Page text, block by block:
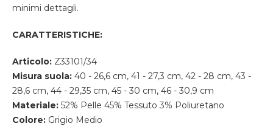
minimi dettagli.
CARATTERISTICHE:
Articolo: Z33101/34
Misura suola: 40 - 26,6 cm, 41 - 27,3 cm, 42 - 28 cm, 43 -
28,6 cm, 44 - 29,35 cm, 45 - 30 cm, 46 - 30,9 cm
Materiale: 52% Pelle 45% Tessuto 3% Poliuretano
Colore: Grigio Medio